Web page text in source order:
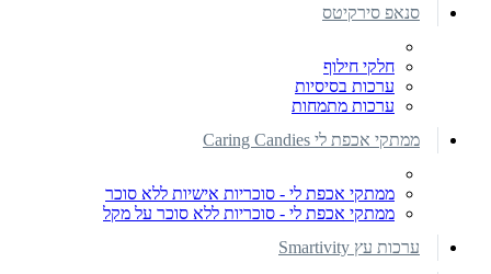
סנאפ סירקיטס
חלקי חילוף
ערכות בסיסיות
ערכות מתמחות
ממתקי אכפת לי Caring Candies
ממתקי אכפת לי - סוכריות אישיות ללא סוכר
ממתקי אכפת לי - סוכריות ללא סוכר על מקל
ערכות עץ Smartivity